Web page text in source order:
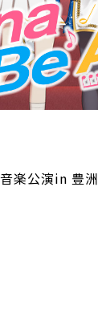
楽公演in